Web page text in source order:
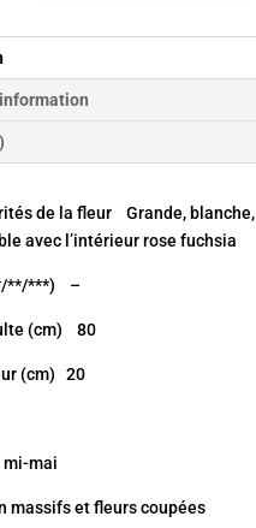
quantity
de la fleur Grande, blanche,
avec l’intérieur rose fuchsia
**/***) –
(cm) 80
(cm) 20
mi-mai
massifs et fleurs coupées